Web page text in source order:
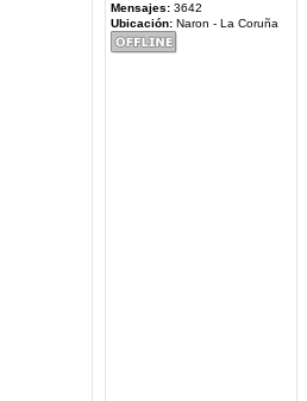
Mensajes:3642
Ubicación:Naron - La Coruña